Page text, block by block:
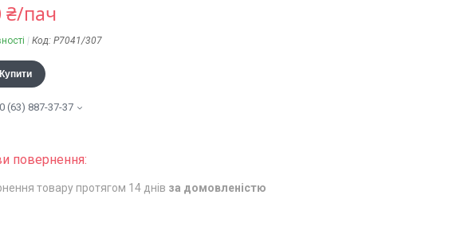
₴/пач
Код: P7041/307
Купити
(63) 887-37-37
товару протягом 14 днів за домовленістю